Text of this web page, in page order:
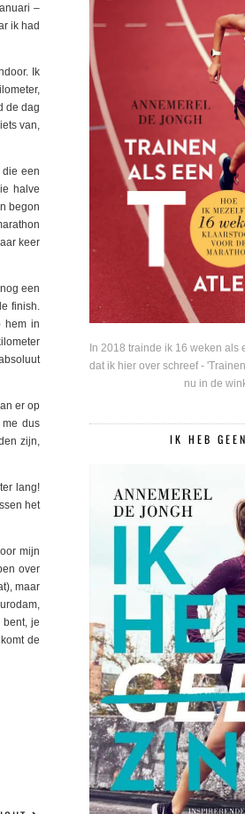
–
ik had
Ik
de dag
van,
een
halve
begon
keer
een
finish.
hem in
er op
me dus
zijn,
lang!
het
mijn
over
maar
je
de
In 2018 trainde ik 16 weken als
dat ik hier over schreef -
nu in de
IK HEB